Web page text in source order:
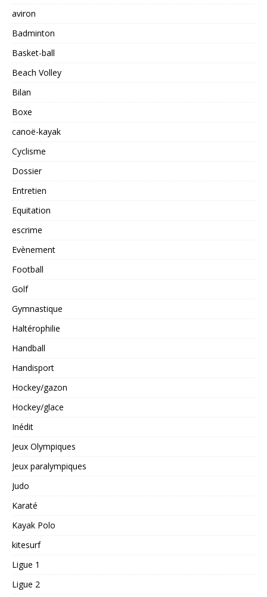
aviron
Badminton
Basket-ball
Beach Volley
Bilan
Boxe
canoë-kayak
Cyclisme
Dossier
Entretien
Equitation
escrime
Evènement
Football
Golf
Gymnastique
Haltérophilie
Handball
Handisport
Hockey/gazon
Hockey/glace
Inédit
Jeux Olympiques
Jeux paralympiques
Judo
Karaté
Kayak Polo
kitesurf
Ligue 1
Ligue 2